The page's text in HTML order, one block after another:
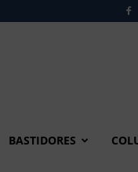
BASTIDORES